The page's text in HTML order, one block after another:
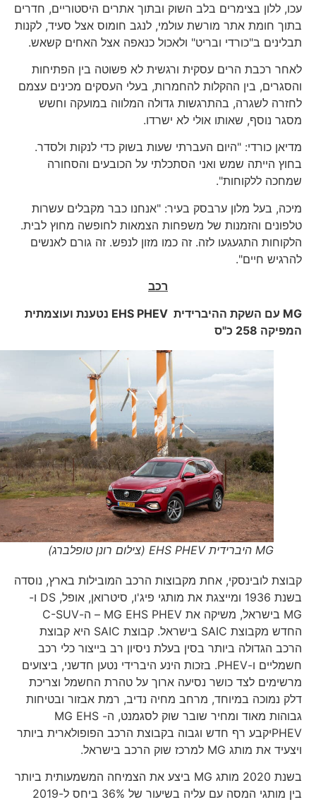
עכו, ללון בצימרים בלב השוק ובתוך אתרים היסטוריים, חדרים
בתוך חומת אתר מורשת עולמי, לנגב חומוס אצל סעיד, לקנות
תבלינים ב"כורדי ובריט" ולאכול כנאפה אצל האחים קשאש.
לאחר רכבת הרים עסקית ורגשית לא פשוטה בין הפתיחות
והסגרים, בין ההקלות להחמרות, בעלי העסקים מכינים עצמם
לחזרה לשגרה, בהתרגשות גדולה המלווה במועקה וחשש
מסגר נוסף, שאותו אולי לא ישרדו.
מדיאן כורדי: "היום העברתי שעות בשוק כדי לנקות ולסדר.
בחוץ הייתה שמש ואני הסתכלתי על הכובעים והסחורה
שמחכה ללקוחות".
מיכה, בעל מלון ערבסק בעיר: "אנחנו כבר מקבלים עשרות
טלפונים והזמנות של משפחות הצמאות לחופשה מחוץ לבית.
הלקוחות התגעגעו לזה. זה כמו מזון לנפש. זה גורם לאנשים
להרגיש חיים".
רכב
MGעם השקת ההיברידית EHS PHEVנטענת ועוצמתית
המפיקה 258 כ"ס
MG היברידית EHS PHEV (צילום רונן טופלברג)
קבוצת לובינסקי, אחת מקבוצות הרכב המובילות בארץ, נוסדה
בשנת 1936 ומייצגת את מותגי פיג'ו, סיטרואן, אופל, DS ו-
MG בישראל, משיקה את MG EHS PHEV – ה-C-SUV
החדש מקבוצת SAIC בישראל. קבוצת SAIC היא קבוצת
הרכב הגדולה ביותר בסין בעלת ניסיון רב בייצור כלי רכב
חשמליים ו-PHEV. בזכות הינע היברידי נטען חדשני, ביצועים
מרשימים לצד כושר נסיעה ארוך על טהרת החשמל וצריכת
דלק נמוכה במיוחד, מרחב מחיה נדיב, רמת אבזור ובטיחות
גבוהות מאוד ומחיר שובר שוק לסגמנט, ה- MG EHS
PHEVיקבע רף חדש וגבוה בקבוצת הרכב הפופולארית ביותר
ויצעיד את מותג MG למרכז שוק הרכב בישראל.
בשנת 2020 מותג MG ביצע את הצמיחה המשמעותית ביותר
בין מותגי המסה עם עליה בשיעור של 36% ביחס ל-2019